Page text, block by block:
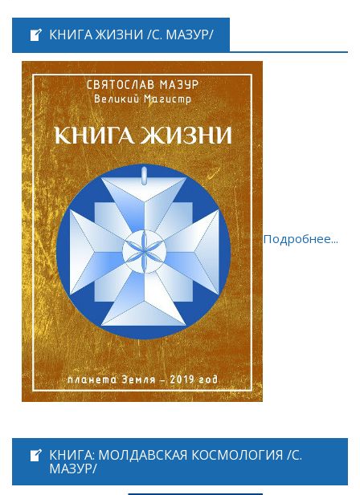
КНИГА ЖИЗНИ /С. МАЗУР/
Подробнее...
КНИГА: МОЛДАВСКАЯ КОСМОЛОГИЯ /С.
МАЗУР/